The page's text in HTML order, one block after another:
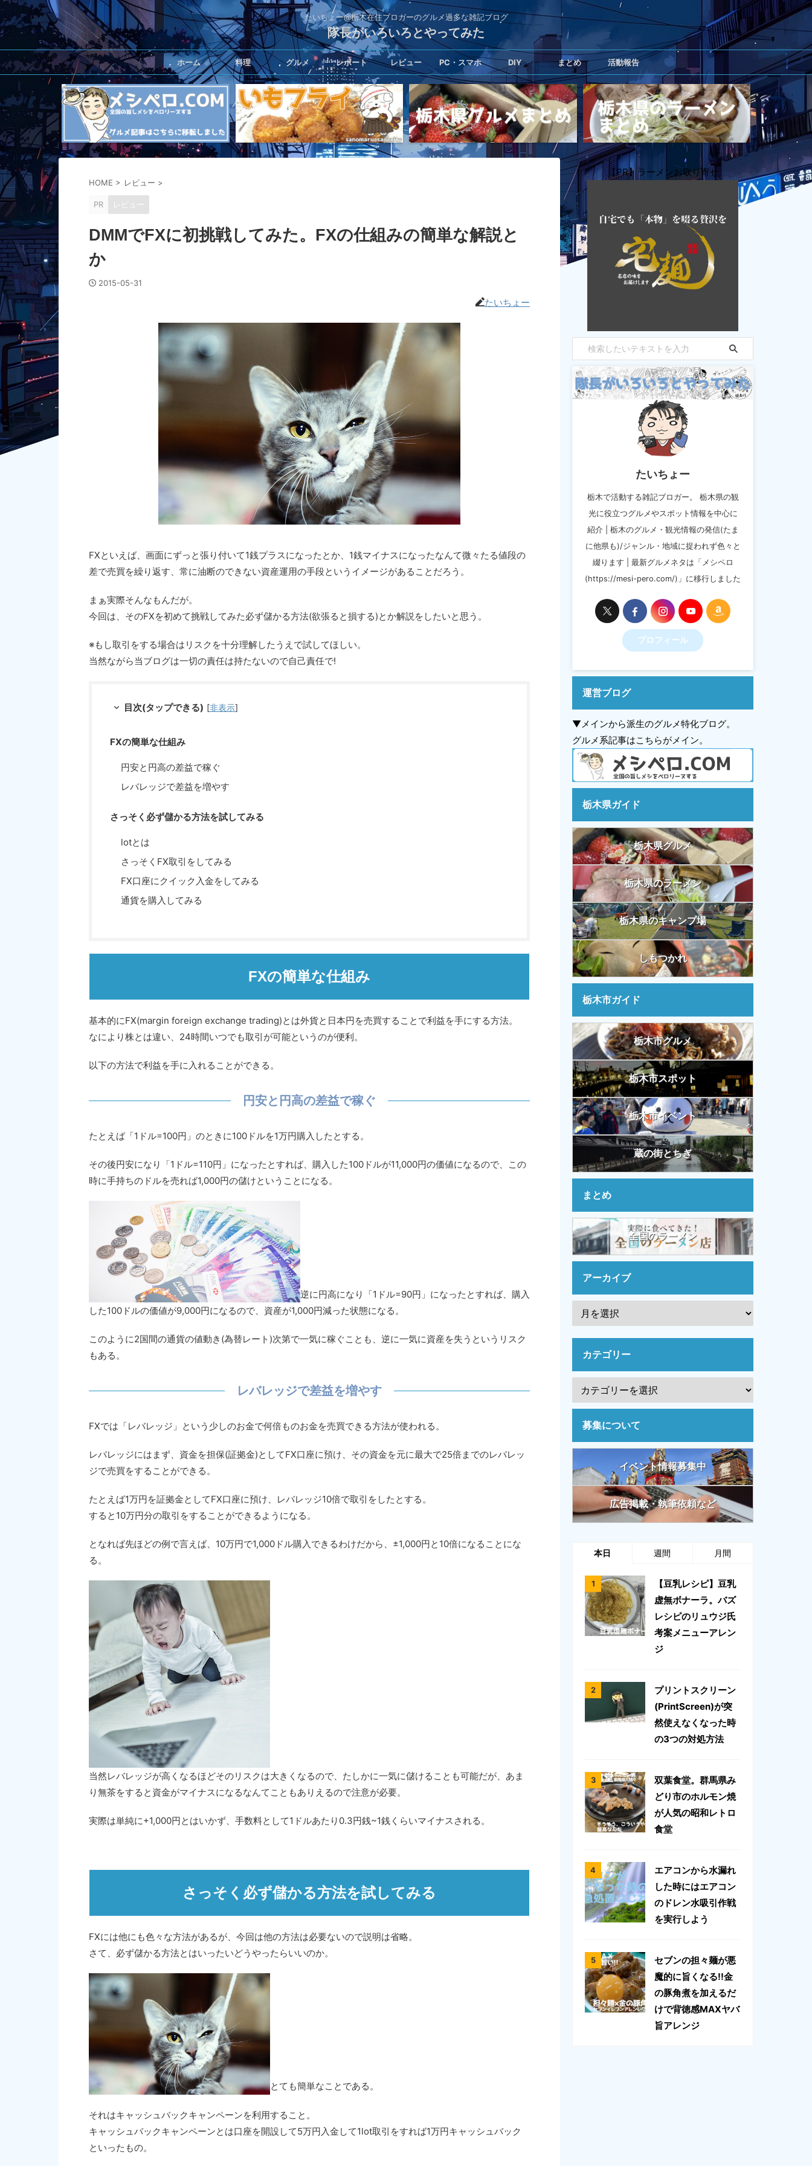
たいちょー@栃木在住ブロガーのグルメ過多な雑記ブログ
隊長がいろいろとやってみた
ホーム 料理 グルメ レポート レビュー PC・スマホ DIY まとめ 活動報告
HOME > レビュー >
PR レビュー
DMMでFXに初挑戦してみた。FXの仕組みの簡単な解説と
か
2015-05-31
たいちょー
FXといえば、画面にずっと張り付いて1銭プラスになったとか、1銭マイナスになったなんて微々たる値段の
差で売買を繰り返す、常に油断のできない資産運用の手段というイメージがあることだろう。
まぁ実際そんなもんだが。
今回は、そのFXを初めて挑戦してみた必ず儲かる方法(欲張ると損する)とか解説をしたいと思う。
※もし取引をする場合はリスクを十分理解したうえで試してほしい。
当然ながら当ブログは一切の責任は持たないので自己責任で!
目次(タップできる) [非表示]
FXの簡単な仕組み
円安と円高の差益で稼ぐ
レバレッジで差益を増やす
さっそく必ず儲かる方法を試してみる
lotとは
さっそくFX取引をしてみる
FX口座にクイック入金をしてみる
通貨を購入してみる
FXの簡単な仕組み
基本的にFX(margin foreign exchange trading)とは外貨と日本円を売買することで利益を手にする方法。
なにより株とは違い、24時間いつでも取引が可能というのが便利。
以下の方法で利益を手に入れることができる。
円安と円高の差益で稼ぐ
たとえば「1ドル=100円」のときに100ドルを1万円購入したとする。
その後円安になり「1ドル=110円」になったとすれば、購入した100ドルが11,000円の価値になるので、この
時に手持ちのドルを売れば1,000円の儲けということになる。
逆に円高になり「1ドル=90円」になったとすれば、購入
した100ドルの価値が9,000円になるので、資産が1,000円減った状態になる。
このように2国間の通貨の値動き(為替レート)次第で一気に稼ぐことも、逆に一気に資産を失うというリスク
もある。
レバレッジで差益を増やす
FXでは「レバレッジ」という少しのお金で何倍ものお金を売買できる方法が使われる。
レバレッジにはまず、資金を担保(証拠金)としてFX口座に預け、その資金を元に最大で25倍までのレバレッ
ジで売買をすることができる。
たとえば1万円を証拠金としてFX口座に預け、レバレッジ10倍で取引をしたとする。
すると10万円分の取引をすることができるようになる。
となれば先ほどの例で言えば、10万円で1,000ドル購入できるわけだから、±1,000円と10倍になることにな
る。
当然レバレッジが高くなるほどそのリスクは大きくなるので、たしかに一気に儲けることも可能だが、あま
り無茶をすると資金がマイナスになるなんてこともありえるので注意が必要。
実際は単純に+1,000円とはいかず、手数料として1ドルあたり0.3円銭~1銭くらいマイナスされる。
さっそく必ず儲かる方法を試してみる
FXには他にも色々な方法があるが、今回は他の方法は必要ないので説明は省略。
さて、必ず儲かる方法とはいったいどうやったらいいのか。
とても簡単なことである。
それはキャッシュバックキャンペーンを利用すること。
キャッシュバックキャンペーンとは口座を開設して5万円入金して1lot取引をすれば1万円キャッシュバック
といったもの。
【PR】ラーメンお取り寄せ
たいちょー
栃木で活動する雑記ブロガー。 栃木県の観
光に役立つグルメやスポット情報を中心に
紹介 | 栃木のグルメ・観光情報の発信(たま
に他県も)/ジャンル・地域に捉われず色々と
綴ります | 最新グルメネタは「メシペロ
(https://mesi-pero.com/)」に移行しました
プロフィール
運営ブログ
▼メインから派生のグルメ特化ブログ。
グルメ系記事はこちらがメイン。
栃木県ガイド
栃木県グルメ
栃木県のラーメン
栃木県のキャンプ場
しもつかれ
栃木市ガイド
栃木市グルメ
栃木市スポット
栃木市イベント
蔵の街とちぎ
まとめ
全国のラーメン
アーカイブ
カテゴリー
募集について
イベント情報募集中
広告掲載・執筆依頼など
本日 週間 月間
【豆乳レシピ】豆乳
虚無ボナーラ。バズ
レシピのリュウジ氏
考案メニューアレン
ジ
プリントスクリーン
(PrintScreen)が突
然使えなくなった時
の3つの対処方法
双葉食堂。群馬県み
どり市のホルモン焼
が人気の昭和レトロ
食堂
エアコンから水漏れ
した時にはエアコン
のドレン水吸引作戦
を実行しよう
セブンの担々麺が悪
魔的に旨くなる!!金
の豚角煮を加えるだ
けで背徳感MAXヤバ
旨アレンジ